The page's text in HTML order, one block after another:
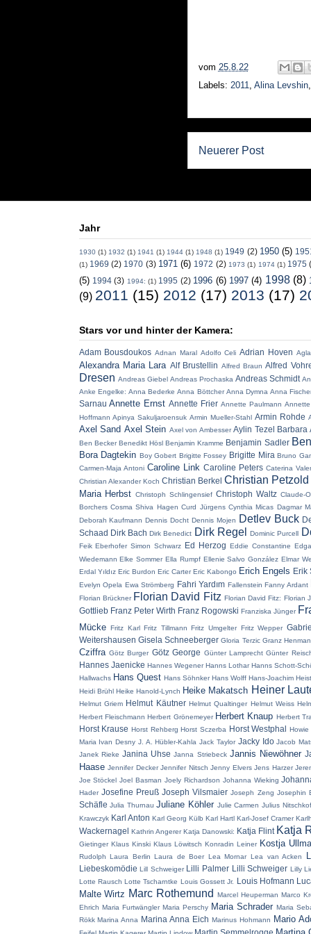
vom 25.8.22
Labels: 2011, Alina Levshin,
Neuerer Post
Jahr
1930 (1) 1932 (1) 1941 (1) 1944 (1) 1948 (1) 1949 (2) 1950 (5)
(1) 1969 (2) 1970 (3) 1971 (6) 1972 (2) 1973 (1) 1974 (1) 1975
(5) 1994 (3) 1994: (1) 1995 (2) 1996 (6) 1997 (4) 1998 (8)
(9) 2011 (15) 2012 (17) 2013 (17)
Stars vor und hinter der Kamera:
Adam Bousdoukos Adnan Maral Adolfo Celi Adrian Hoven
Alexandra Maria Lara Alf Brustellin Alfred Braun Alfred
Dresen Andreas Giebel Andreas Prochaska Andreas Schmidt
Anke Engelke: Anna Bederke Anna Böttcher Anna Dymna Anna
Sarnau Annette Ernst Annette Frier Annette Paulmann
Hoffmann Apinya Sakuljaroensuk Armin Mueller-Stahl Armin Rohde
Axel Sand Axel Stein Axel von Ambesser Aylin Tezel Barbara
Ben Becker Benedikt Hösl Benjamin Kramme Benjamin Sadler
Bora Dagtekin Boy Gobert Brigitte Fossey Brigitte Mira Bruno
Carmen-Maja Antoni Caroline Link Caroline Peters Caterina
Christian Alexander Koch Christian Berkel Christian Petzold
Maria Herbst Christoph Schlingensief Christoph Waltz Claude-
Borchers Cosma Shiva Hagen Curd Jürgens Cynthia Micas Dagmar
Deborah Kaufmann Dennis Docht Dennis Mojen Detlev Buck
Schaad Dirk Bach Dirk Benedict Dirk Regel Dominic Purcell
Feik Eberhofer Simon Schwarz Ed Herzog Eddie Constantine
Wiedemann Elke Sommer Ella Rumpf Ellenie Salvo González Elmar
Erdal Yıldız Eric Burdon Eric Carter Eric Kabongo Erich Engels Erik
Evelyn Opela Ewa Strömberg Fahri Yardım Fallenstein Fanny Ardant
Florian Brückner Florian David Fitz Florian David Fitz: Florian
Gottlieb Franz Peter Wirth Franz Rogowski Franziska Jünger
Mücke Fritz Karl Fritz Tillmann Fritz Umgelter Fritz Wepper
Weitershausen Gisela Schneeberger Gloria Terzic Granz Henman
Cziffra Götz Burger Götz George Günter Lamprecht Günter
Hannes Jaenicke Hannes Wegener Hanns Lothar Hanns Schott-
Hallwachs Hans Quest Hans Söhnker Hans Wolff Hans-Joachim Heist
Heidi Brühl Heike Hanold-Lynch Heike Makatsch Heiner
Helmut Griem Helmut Käutner Helmut Qualtinger Helmut Weiss
Herbert Fleischmann Herbert Grönemeyer Herbert Knaup Herbert
Horst Krause Horst Rehberg Horst Sczerba Horst Westphal Howie
Maria Ivan Desny J. A. Hübler-Kahla Jack Taylor Jacky Ido Jacob
Janek Rieke Janina Uhse Janna Striebeck Jannis Niewöhner
Haase Jennifer Decker Jennifer Nitsch Jenny Elvers Jens Harzer
Joe Stöckel Joel Basman Joely Richardson Johanna Wieking
Hader Josefine Preuß Joseph Vilsmaier Joseph Zeng Josephin
Schäfle Julia Thurnau Juliane Köhler Julie Carmen Julius
Krawczyk Karl Anton Karl Georg Külb Karl Hartl Karl-Josef Cramer
Wackernagel
Kathrin Angerer Katja Danowski: Katja Flint Katja
Gietinger Klaus Kinski Klaus Löwitsch Konradin Leiner Kostja
Rudolph Laura Berlin Laura de Boer Lea Mornar Lea van Acken
Liebeskomödie Lill Schweiger Lilli Palmer Lilli Schweiger Lilly
Lotte Rausch Lotte Tscharntke Louis Gossett Jr. Louis Hofmann
Malte Wirtz Marc Rothemund Marcel Heuperman Marco
Ehrich Maria Furtwängler Maria Perschy Maria Schrader Maria
Rökk Marina Anna Marina Anna Eich Marinus Hohmann Mario